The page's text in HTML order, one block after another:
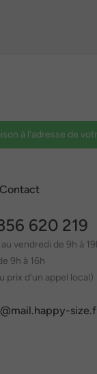
à l'adresse de
620 219
vendredi de 9h à
9h à 16h
prix d’un appel local)